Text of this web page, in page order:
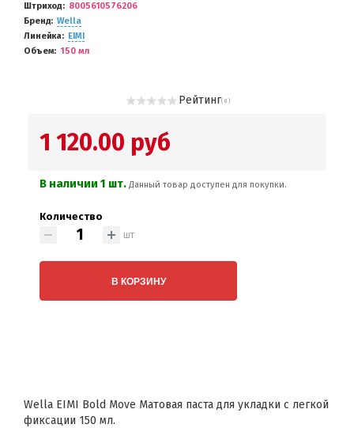
Штриход
8005610576206
Бренд
Wella
Линейка
EIMI
Объем
150 мл
Рейтинг( 0 )
1 120.00 руб
В наличии 1 шт. Данный товар доступен для покупки.
Количество
шт
В КОРЗИНУ
Wella EIMI Bold Move Матовая паста для укладки с легкой
фиксации 150 мл.